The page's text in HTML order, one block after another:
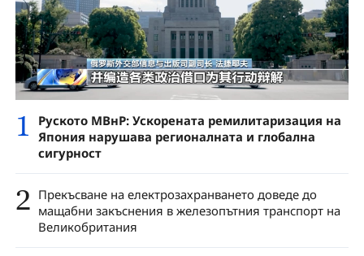
1
Руското МВнР: Ускорената ремилитаризация на
Япония нарушава регионалната и глобална
сигурност
2 Прекъсване на електрозахранването доведе до
мащабни закъснения в железопътния транспорт на
Великобритания